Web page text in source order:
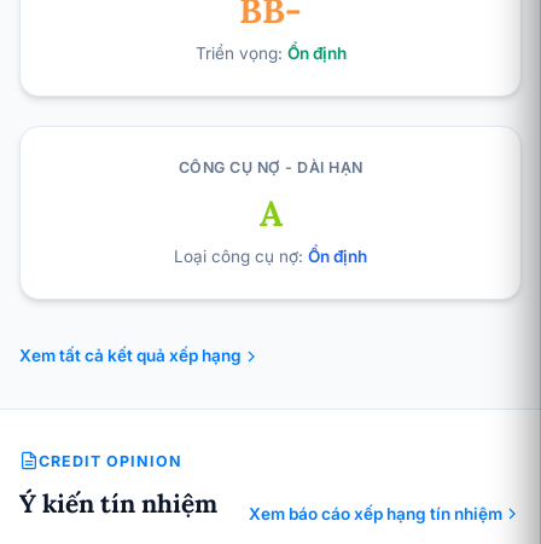
BB-
Triển vọng: Ổn định
CÔNG CỤ NỢ - DÀI HẠN
A
Loại công cụ nợ: Ổn định
Xem tất cả kết quả xếp hạng
CREDIT OPINION
Ý kiến tín nhiệm Xem báo cáo xếp hạng tín nhiệm